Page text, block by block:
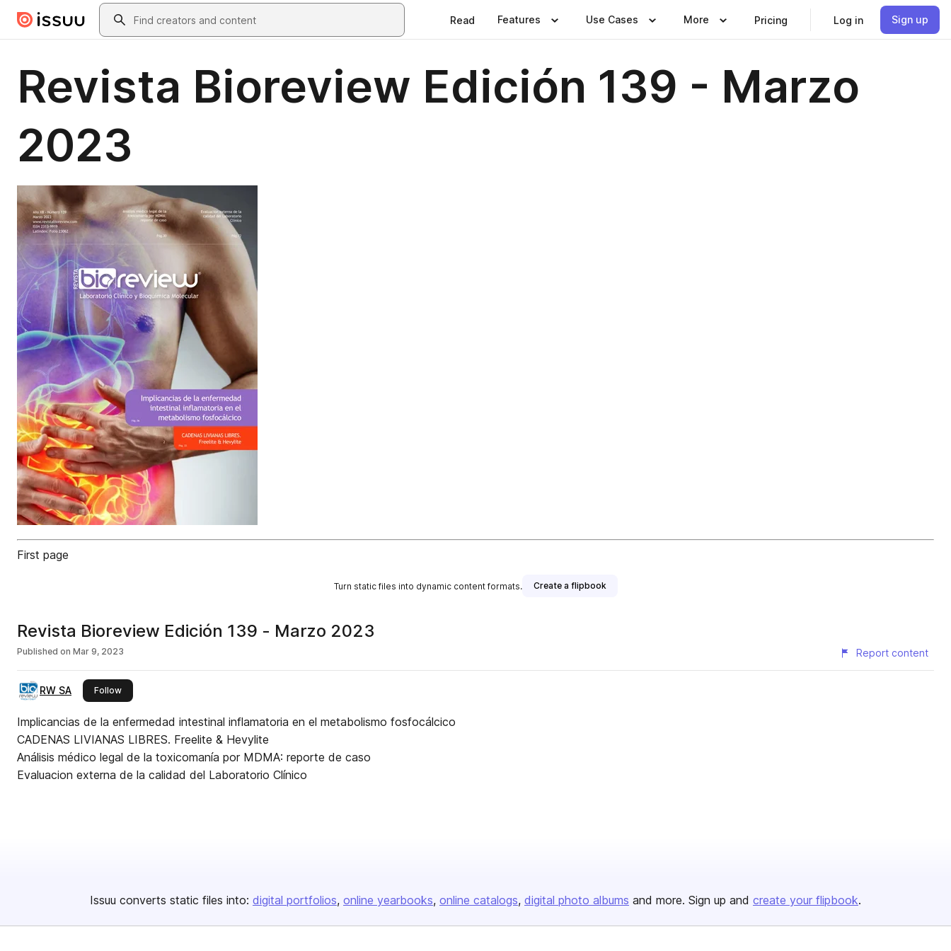
Skip to main contentSearch
Read Features Use Cases More Pricing Log in Sign up
Revista Bioreview Edición 139 - Marzo
2023
First page
Turn static files into dynamic content formats. Create a flipbook
Revista Bioreview Edición 139 - Marzo 2023
Published on Mar 9, 2023 Report content
RW SA Followthis publisher
Implicancias de la enfermedad intestinal inflamatoria en el metabolismo fosfocálcico
CADENAS LIVIANAS LIBRES. Freelite & Hevylite
Análisis médico legal de la toxicomanía por MDMA: reporte de caso
Evaluacion externa de la calidad del Laboratorio Clínico
Issuu converts static files into: digital portfolios online yearbooks online catalogs digital photo albums and more. Sign up and create your flipbook.